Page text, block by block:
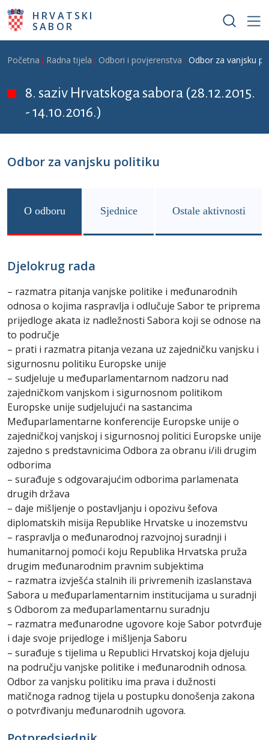
Skoči na glavni sadržaj
HRVATSKI
SABOR
Breadcrumb
Početna Radna tijela Odbori i povjerenstva Odbor za vanjsku
8. saziv Hrvatskoga sabora (28.12.2015.
- 14.10.2016.)
Odbor za vanjsku politiku
O odboru Sjednice Ostale aktivnosti
Djelokrug rada
– razmatra pitanja vanjske politike i međunarodnih
odnosa o kojima raspravlja i odlučuje Sabor te priprema
prijedloge akata iz nadležnosti Sabora koji se odnose na
to područje
– prati i razmatra pitanja vezana uz zajedničku vanjsku i
sigurnosnu politiku Europske unije
– sudjeluje u međuparlamentarnom nadzoru nad
zajedničkom vanjskom i sigurnosnom politikom
Europske unije sudjelujući na sastancima
Međuparlamentarne konferencije Europske unije o
zajedničkoj vanjskoj i sigurnosnoj politici Europske unije
zajedno s predstavnicima Odbora za obranu i/ili drugim
odborima
– surađuje s odgovarajućim odborima parlamenata
drugih država
– daje mišljenje o postavljanju i opozivu šefova
diplomatskih misija Republike Hrvatske u inozemstvu
– raspravlja o međunarodnoj razvojnoj suradnji i
humanitarnoj pomoći koju Republika Hrvatska pruža
drugim međunarodnim pravnim subjektima
– razmatra izvješća stalnih ili privremenih izaslanstava
Sabora u međuparlamentarnim institucijama u suradnji
s Odborom za međuparlamentarnu suradnju
– razmatra međunarodne ugovore koje Sabor potvrđuje
i daje svoje prijedloge i mišljenja Saboru
– surađuje s tijelima u Republici Hrvatskoj koja djeluju
na području vanjske politike i međunarodnih odnosa.
Odbor za vanjsku politiku ima prava i dužnosti
matičnoga radnog tijela u postupku donošenja zakona
o potvrđivanju međunarodnih ugovora.